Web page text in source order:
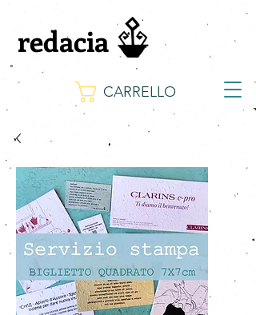
CARRELLO
redacia